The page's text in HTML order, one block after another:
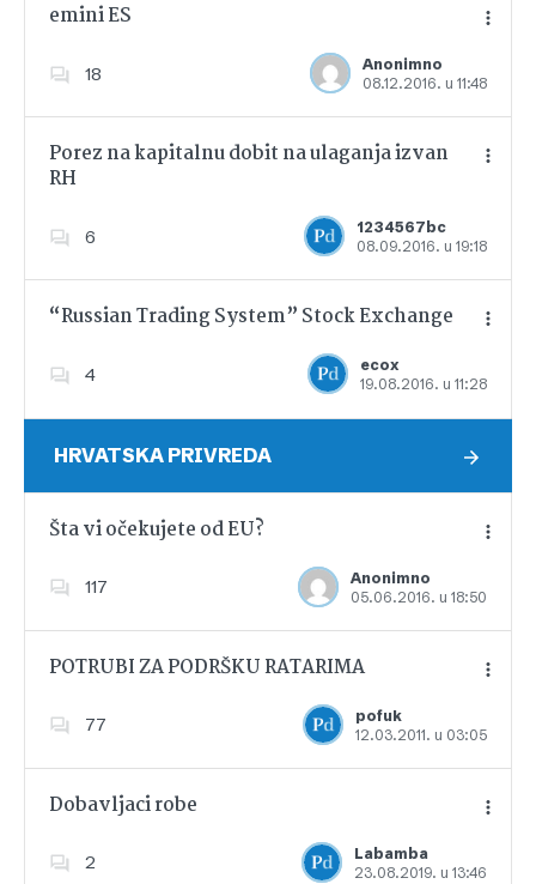
emini ES
18
Anonimno
08.12.2016. u 11:48
Dodajte u favorite
Porez na kapitalnu dobit na ulaganja izvan
RH
6
1234567bc
08.09.2016. u 19:18
Dodajte u favorite
“Russian Trading System” Stock Exchange
4
ecox
19.08.2016. u 11:28
Dodajte u favorite
HRVATSKA PRIVREDA
Šta vi očekujete od EU?
117
Anonimno
05.06.2016. u 18:50
Dodajte u favorite
POTRUBI ZA PODRŠKU RATARIMA
77
pofuk
12.03.2011. u 03:05
Dodajte u favorite
Dobavljaci robe
2
Labamba
23.08.2019. u 13:46
Dodajte u favorite